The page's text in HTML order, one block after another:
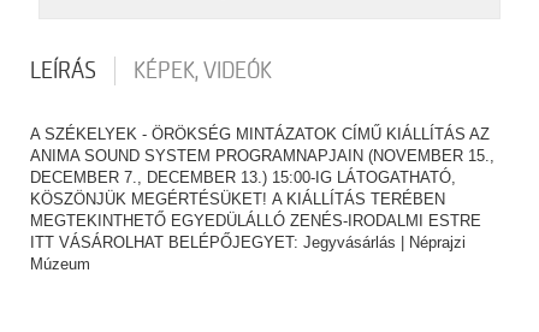
LEÍRÁS KÉPEK, VIDEÓK
A SZÉKELYEK - ÖRÖKSÉG MINTÁZATOK CÍMŰ KIÁLLÍTÁS AZ
ANIMA SOUND SYSTEM PROGRAMNAPJAIN (NOVEMBER 15.,
DECEMBER 7., DECEMBER 13.) 15:00-IG LÁTOGATHATÓ,
KÖSZÖNJÜK MEGÉRTÉSÜKET! A KIÁLLÍTÁS TERÉBEN
MEGTEKINTHETŐ EGYEDÜLÁLLÓ ZENÉS-IRODALMI ESTRE
ITT VÁSÁROLHAT BELÉPŐJEGYET: Jegyvásárlás | Néprajzi
Múzeum